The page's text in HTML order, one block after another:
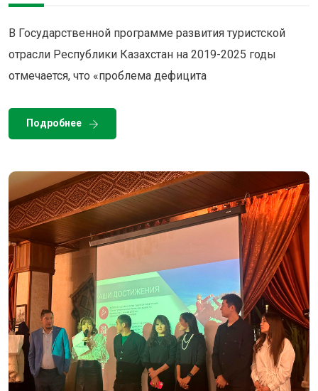
В Государственной программе развития туристской
отрасли Республики Казахстан на 2019-2025 годы
отмечается, что «проблема дефицита
Подробнее